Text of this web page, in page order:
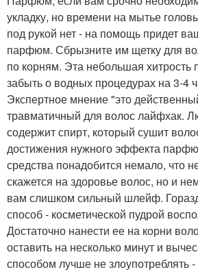
укладку, но времени на мытье
под рукой нет - на помощь придет
парфюм. Сбрызните им щетку для
по корням. Эта небольшая хитрость
забыть о водных процедурах на 3-4
Экспертное мнение "это
травматичный для волос лайфхак.
содержит спирт, который сушит
достижения нужного эффекта
средства понадобится немало, что
скажется на здоровье волос, но и
вам слишком сильный шлейф.
способ - косметической пудрой
Достаточно нанести ее на корни
оставить на несколько минут и
способом лучше не злоупотреблять